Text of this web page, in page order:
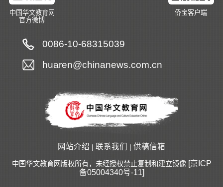
中国华文教育网
官方微博
侨宝客户端
0086-10-68315039
huaren@chinanews.com.cn
网站介绍 | 联系我们 | 供稿信箱
中国华文教育网版权所有，未经授权禁止复制和建立镜像 [京ICP
备05004340号-11]